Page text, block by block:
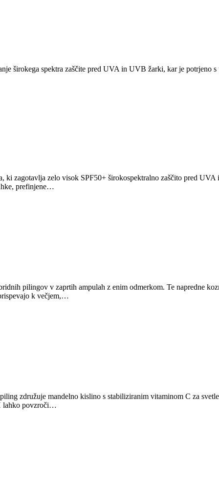
širokega spektra zaščite pred UVA in UVB žarki, kar je potrjeno
ki zagotavlja zelo visok SPF50+ širokospektralno zaščito pred
prefinjene…
pilingov v zaprtih ampulah z enim odmerkom. Te napredne
k večjem,…
združuje mandelno kislino s stabiliziranim vitaminom C za
lahko povzroči…